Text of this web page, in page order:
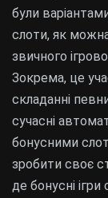
були
слоти, як
звичного
Зокрема, це
складанні
сучасні
бонусними
зробити своє
де бонусні